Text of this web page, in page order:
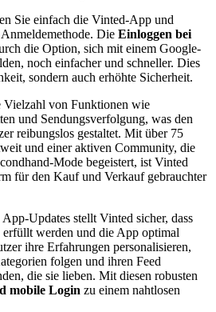
Sie einfach die Vinted-App und
Die Einloggen bei
die Option, sich mit einem Google-
noch einfacher und schneller. Dies
sondern auch erhöhte Sicherheit.
von Funktionen wie
und Sendungsverfolgung, was den
reibungslos gestaltet. Mit über 75
und einer aktiven Community, die
Mode begeistert, ist Vinted
für den Kauf und Verkauf gebrauchter
Updates stellt Vinted sicher, dass
erfüllt werden und die App optimal
ihre Erfahrungen personalisieren,
folgen und ihren Feed
die sie lieben. Mit diesen robusten
mobile Login zu einem nahtlosen